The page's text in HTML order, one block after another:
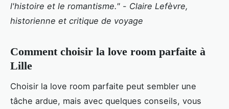
l'histoire et le romantisme." - Claire Lefèvre,
historienne et critique de voyage
Comment choisir la love room parfaite à
Lille
Choisir la love room parfaite peut sembler une
tâche ardue, mais avec quelques conseils, vous